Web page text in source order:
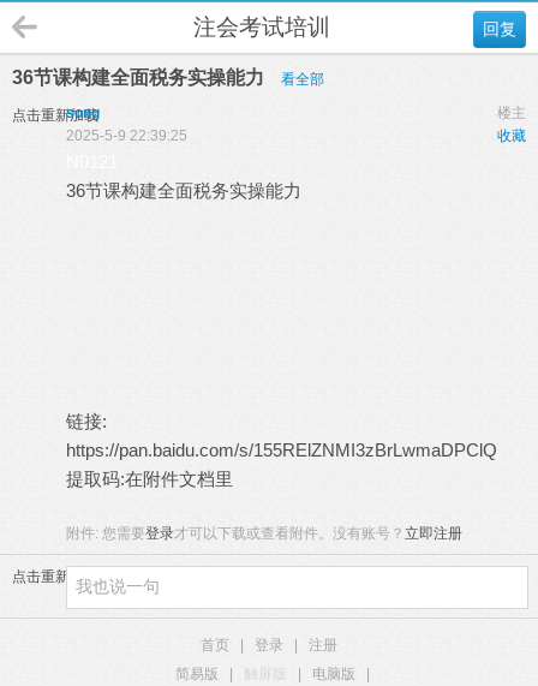
回复
注会考试培训
36节课构建全面税务实操能力 看全部
点击重新加载 楼主
song
收藏
2025-5-9 22:39:25
36节课构建全面税务实操能力
链接:
https://pan.baidu.com/s/155RElZNMI3zBrLwmaDPClQ
提取码:在附件文档里
附件: 您需要登录才可以下载或查看附件。没有账号？ 立即注册
点击重新加载
首页 登录
注册
简易版
触屏版 电脑版